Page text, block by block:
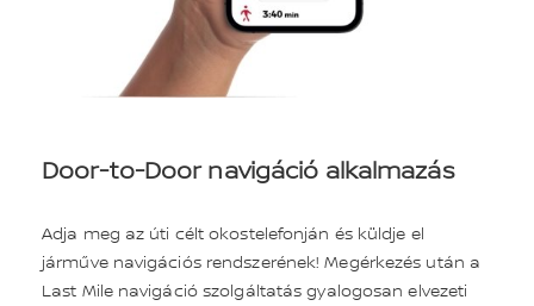
Door-to-Door navigáció alkalmazás
Adja meg az úti célt okostelefonján és küldje el
járműve navigációs rendszerének! Megérkezés után a
Last Mile navigáció szolgáltatás gyalogosan elvezeti